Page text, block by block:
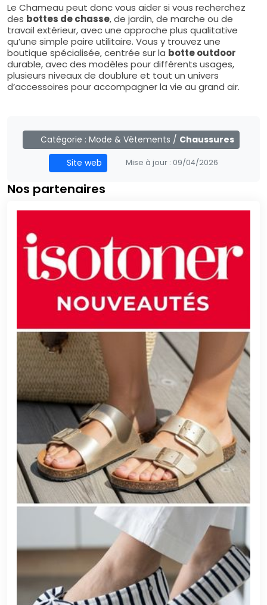
Le Chameau peut donc vous aider si vous recherchez
des bottes de chasse, de jardin, de marche ou de
travail extérieur, avec une approche plus qualitative
qu’une simple paire utilitaire. Vous y trouvez une
boutique spécialisée, centrée sur la botte outdoor
durable, avec des modèles pour différents usages,
plusieurs niveaux de doublure et tout un univers
d’accessoires pour accompagner la vie au grand air.
Catégorie :Mode & Vêtements / Chaussures
Site web
Mise à jour : 09/04/2026
Nos partenaires